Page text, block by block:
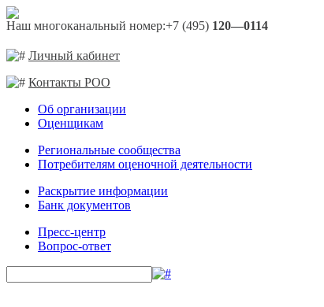
Наш многоканальный номер:+7 (495) 120—0114
Личный кабинет
Контакты РОО
Об организации
Оценщикам
Региональные сообщества
Потребителям оценочной деятельности
Раскрытие информации
Банк документов
Пресс-центр
Вопрос-ответ